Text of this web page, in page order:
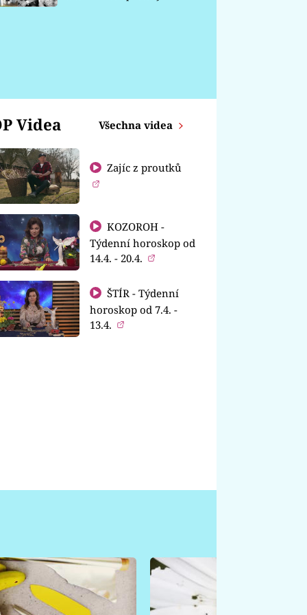
Videa Všechna videa
Zajíc z proutků
KOZOROH -
Týdenní horoskop od
14.4. - 20.4.
ŠTÍR - Týdenní
horoskop od 7.4. -
13.4.